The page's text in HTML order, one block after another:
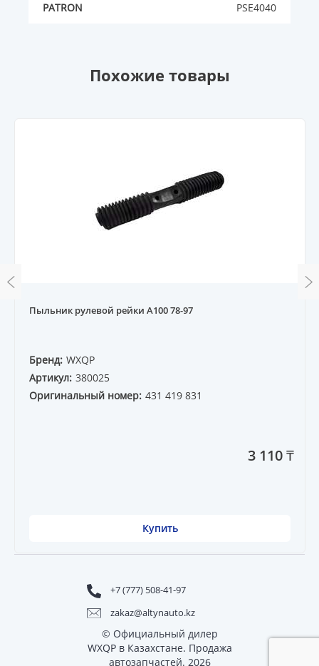
PATRON PSE4040
Похожие товары
Пыльник рулевой рейки A100 78-97
Бренд: WXQP
Артикул: 380025
Оригинальный номер: 431 419 831
3 110 ₸
Купить
+7 (777) 508-41-97
zakaz@altynauto.kz
© Официальный дилер
WXQP в Казахстане. Продажа
автозапчастей. 2026